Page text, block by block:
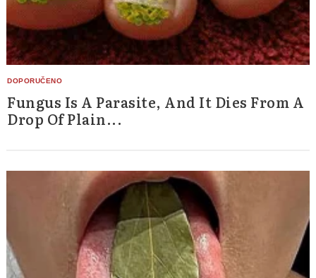
Fungus Is A Parasite, And It Dies From A
Drop Of Plain...